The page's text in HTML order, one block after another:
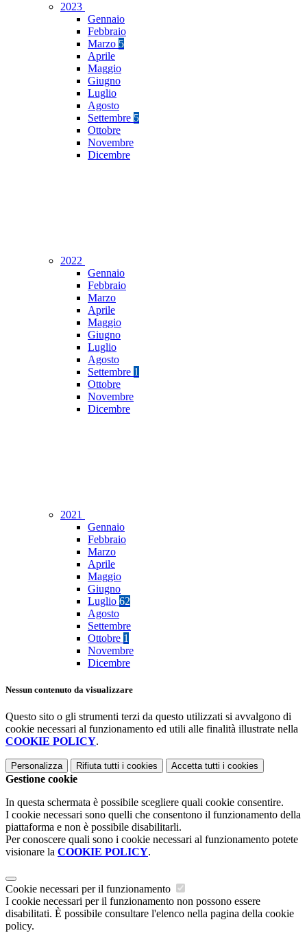
2023
Gennaio
Febbraio
Marzo 5
Aprile
Maggio
Giugno
Luglio
Agosto
Settembre 5
Ottobre
Novembre
Dicembre
2022
Gennaio
Febbraio
Marzo
Aprile
Maggio
Giugno
Luglio
Agosto
Settembre 1
Ottobre
Novembre
Dicembre
2021
Gennaio
Febbraio
Marzo
Aprile
Maggio
Giugno
Luglio 62
Agosto
Settembre
Ottobre 1
Novembre
Dicembre
Nessun contenuto da visualizzare
Questo sito o gli strumenti terzi da questo utilizzati si avvalgono di
cookie necessari al funzionamento ed utili alle finalità illustrate nella
COOKIE POLICY.
Personalizza Rifiuta tutti i cookies Accetta tutti i cookies
Gestione cookie
In questa schermata è possibile scegliere quali cookie consentire.
I cookie necessari sono quelli che consentono il funzionamento della
piattaforma e non è possibile disabilitarli.
Per conoscere quali sono i cookie necessari al funzionamento potete
visionare la COOKIE POLICY.
Cookie necessari per il funzionamento
I cookie necessari per il funzionamento non possono essere
disabilitati. È possibile consultare l'elenco nella pagina della cookie
policy.